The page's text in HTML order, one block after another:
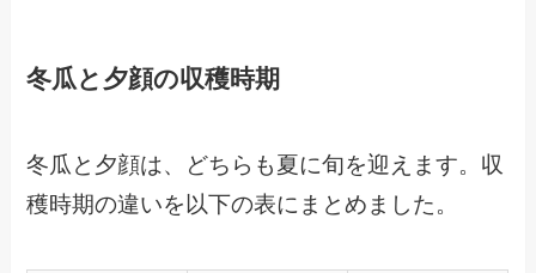
冬瓜と夕顔の収穫時期
冬瓜と夕顔は、どちらも夏に旬を迎えます。収
穫時期の違いを以下の表にまとめました。